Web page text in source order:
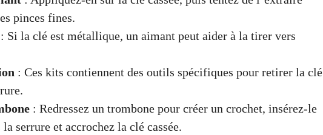
pinces fines.
: Si la clé est métallique, un aimant peut aider à la tirer vers
: Ces kits contiennent des outils spécifiques pour retirer la clé
: Redressez un trombone pour créer un crochet, insérez-le
serrure et accrochez la clé cassée.